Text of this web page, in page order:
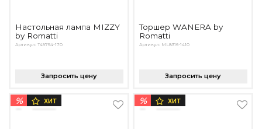
Настольная лампа MIZZY
by Romatti
Артикул: T49754-170
Запросить цену
Торшер WANERA by
Romatti
Артикул: ML8316-1410
Запросить цену
% ХИТ % ХИТ